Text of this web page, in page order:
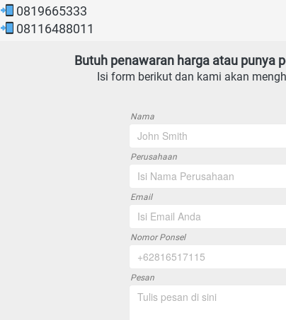
0819665333
08116488011
Butuh penawaran harga atau punya
Isi form berikut dan kami akan
Nama
Perusahaan
Email
Nomor Ponsel
Pesan